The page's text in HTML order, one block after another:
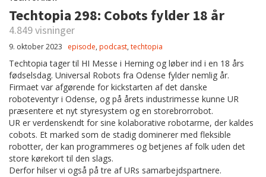
Techtopia 298: Cobots fylder 18 år
4.849 visninger
9. oktober 2023 episode, podcast, techtopia
Techtopia tager til HI Messe i Herning og løber ind i en 18 års
fødselsdag. Universal Robots fra Odense fylder nemlig år.
Firmaet var afgørende for kickstarten af det danske
roboteventyr i Odense, og på årets industrimesse kunne UR
præsentere et nyt styresystem og en storebrorrobot.
UR er verdenskendt for sine kolaborative robotarme, der kaldes
cobots. Et marked som de stadig dominerer med fleksible
robotter, der kan programmeres og betjenes af folk uden det
store kørekort til den slags.
Derfor hilser vi også på tre af URs samarbejdspartnere.